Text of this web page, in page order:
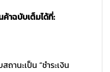
ค้าฉบับเต็มได้ที่:
านะเป็น “ชำระเงิน